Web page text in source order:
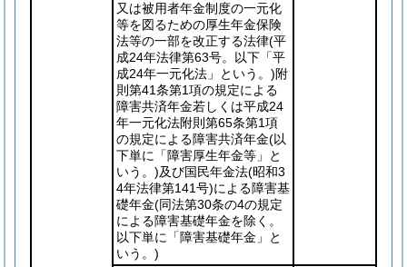
又は被用者年金制度の一元化
等を図るための厚生年金保険
法等の一部を改正する法律(平
成24年法律第63号。以下「平
成24年一元化法」という。)附
則第41条第1項の規定による
障害共済年金若しくは平成24
年一元化法附則第65条第1項
の規定による障害共済年金(以
下単に「障害厚生年金等」と
いう。)及び国民年金法(昭和3
4年法律第141号)による障害基
礎年金(同法第30条の4の規定
による障害基礎年金を除く。
以下単に「障害基礎年金」と
いう。)